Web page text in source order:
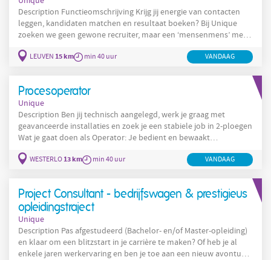
Description Functieomschrijving Krijg jij energie van contacten
leggen, kandidaten matchen en resultaat boeken? Bij Unique
zoeken we geen gewone recruiter, maar een ‘mensenmens’ met
alles te weten over de job van recruiter voor ons kantoor van
LEUVEN 15 km min 40 uur VANDAAG
Procesoperator
Unique
Description Ben jij technisch aangelegd, werk je graag met
geavanceerde installaties en zoek je een stabiele job in 2-ploegen
Wat je gaat doen als Operator: Je bedient en bewaakt
Je voert kwaliteitscontroles uit met moderne labo-apparatuur.
WESTERLO13 km min 40 uur VANDAAG
Project Consultant - bedrijfswagen & prestigieus
opleidingstraject
Unique
Description Pas afgestudeerd (Bachelor- en/of Master-opleiding)
en klaar om een blitzstart in je carrière te maken? Of heb je al
enkele jaren werkervaring en ben je toe aan een nieuw avontuur?